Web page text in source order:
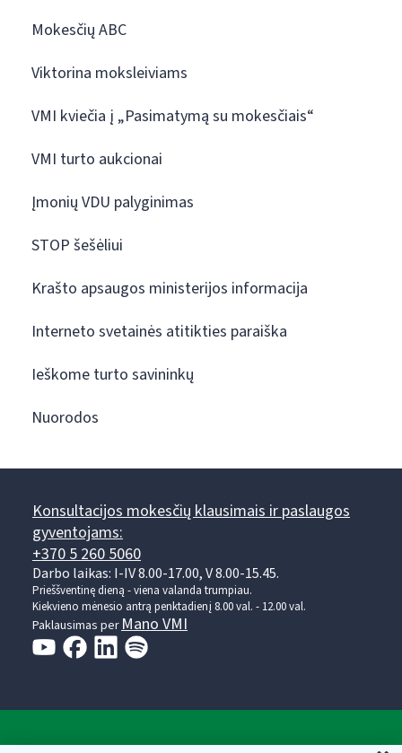
Mokesčių ABC
Viktorina moksleiviams
VMI kviečia į „Pasimatymą su mokesčiais“
VMI turto aukcionai
Įmonių VDU palyginimas
STOP šešėliui
Krašto apsaugos ministerijos informacija
Interneto svetainės atitikties paraiška
Ieškome turto savininkų
Nuorodos
Konsultacijos mokesčių klausimais ir paslaugos
gyventojams:
+370 5 260 5060
Darbo laikas: I-IV 8.00-17.00, V 8.00-15.45.
Prieššventinę dieną - viena valanda trumpiau.
Kiekvieno mėnesio antrą penktadienį 8.00 val. - 12.00 val.
Paklausimas per Mano VMI